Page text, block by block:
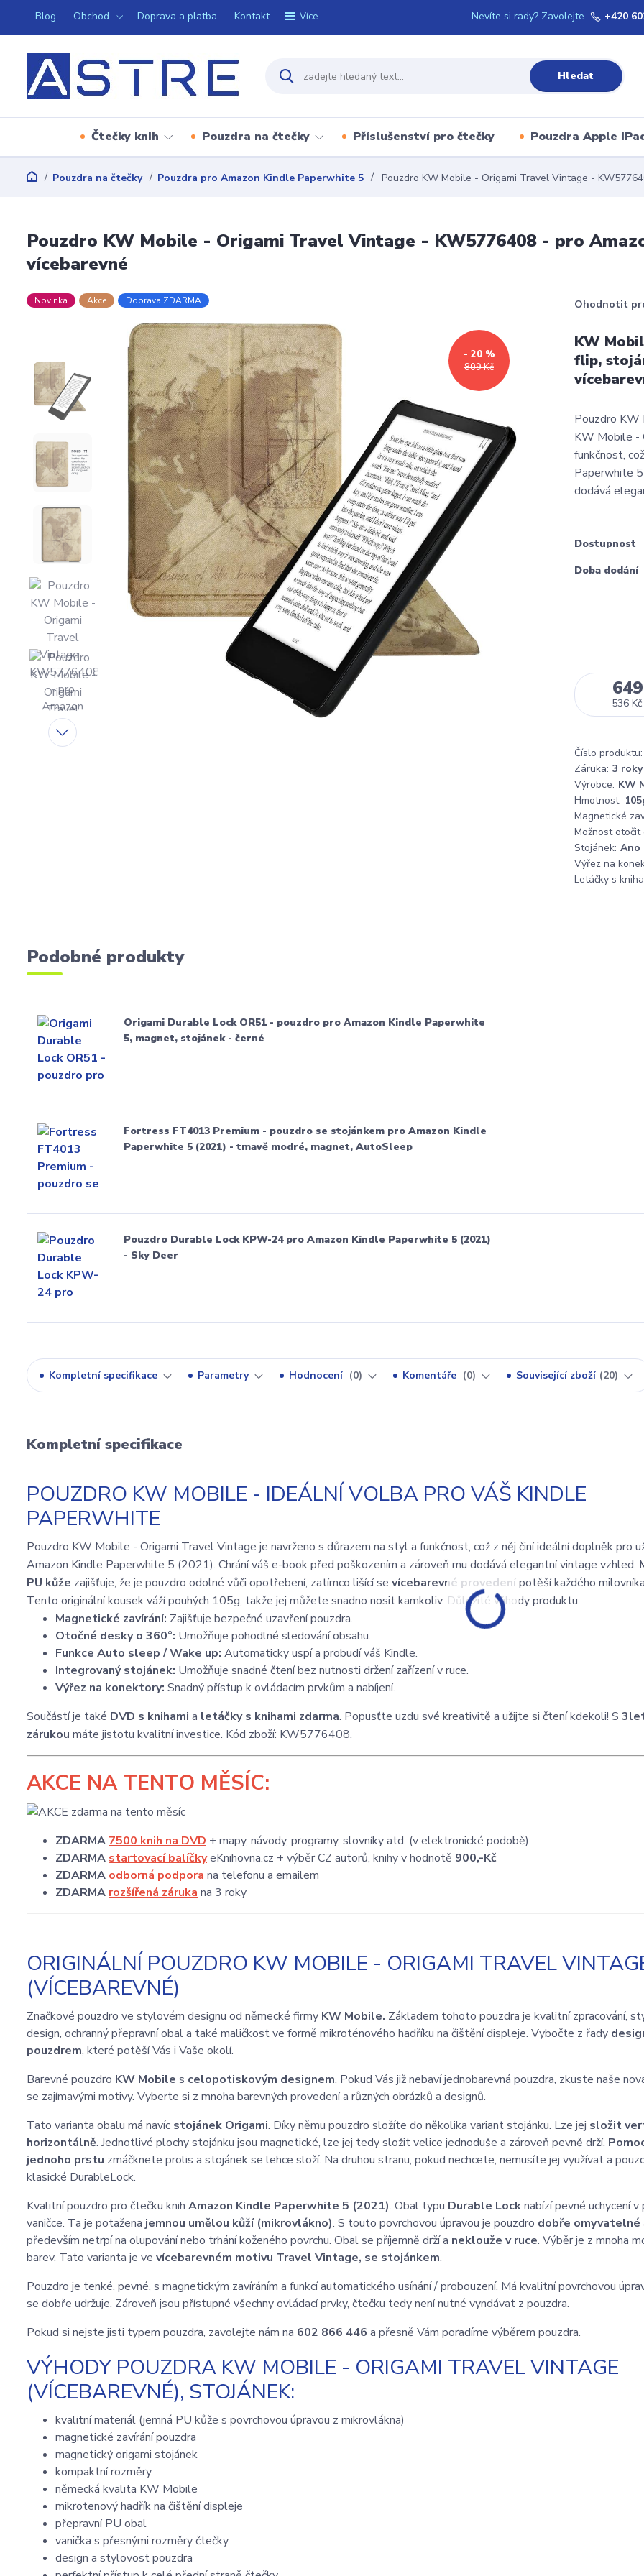
Blog Obchod Doprava a platba Kontakt Více
Hledat
Nevíte si rady? Zavolejte. +420
Čtečky knih Pouzdra na čtečky Příslušenství pro čtečky Pouzdra Apple
Pouzdra na čtečky Pouzdra pro Amazon Kindle Paperwhite 5 Pouzdro KW Mobile - Origami Travel Vintage -
Pouzdro KW Mobile - Origami Travel Vintage - KW5776408 - pro
vícebarevné
Novinka Akce Doprava ZDARMA
809 Kč
- 20 %
Ohodnotit
KW
flip,
Pouzdro KW
KW Mobile -
funkčnost,
Paperwhite
dodává
Dostupnost
Doba dodání
536 Kč
Číslo produktu:
Záruka: 3 roky
Výrobce: KW
Hmotnost:
Magnetické
Možnost otočit
Stojánek: Ano
Výřez na
Letáčky s
Podobné produkty
Origami Durable Lock OR51 - pouzdro pro Amazon Kindle Paperwhite
5, magnet, stojánek - černé
Fortress FT4013 Premium - pouzdro se stojánkem pro Amazon Kindle
Paperwhite 5 (2021) - tmavě modré, magnet, AutoSleep
Pouzdro Durable Lock KPW-24 pro Amazon Kindle Paperwhite 5 (2021)
- Sky Deer
Kompletní specifikace Parametry Hodnocení 0 Komentáře 0 Související zboží 20
Kompletní specifikace
POUZDRO KW MOBILE - IDEÁLNÍ VOLBA PRO VÁŠ KINDLE
PAPERWHITE
Pouzdro KW Mobile - Origami Travel Vintage je navrženo s důrazem na styl a funkčnost, což z něj činí ideální doplněk pro
Amazon Kindle Paperwhite 5 (2021). Chrání váš e-book před poškozením a zároveň mu dodává elegantní vintage vzhled.
PU kůže zajišťuje, že je pouzdro odolné vůči opotřebení, zatímco lišící se vícebarevné provedenípotěší každého
Tento originální kousek váží pouhých 105g, takže jej můžete snadno nosit kamkoliv. Důležité výhody produktu:
Magnetické zavírání: Zajišťuje bezpečné uzavření pouzdra.
Otočné desky o 360°: Umožňuje pohodlné sledování obsahu.
Funkce Auto sleep / Wake up: Automaticky uspí a probudí váš Kindle.
Integrovaný stojánek: Umožňuje snadné čtení bez nutnosti držení zařízení v ruce.
Výřez na konektory: Snadný přístup k ovládacím prvkům a nabíjení.
Součástí je také DVD s knihami a letáčky s knihami zdarma. Popusťte uzdu své kreativitě a užijte si čtení kdekoli! S
zárukou máte jistotu kvalitní investice. Kód zboží: KW5776408.
AKCE NA TENTO MĚSÍC:
ZDARMA 7500 knih na DVD + mapy, návody, programy, slovníky atd. (v elektronické podobě)
ZDARMA startovací balíčkyeKnihovna.cz + výběr CZ autorů, knihy v hodnotě 900,-Kč
ZDARMA odborná podpora na telefonu a emailem
ZDARMA rozšířená záruka na 3 roky
ORIGINÁLNÍ POUZDRO KW MOBILE - ORIGAMI TRAVEL
(VÍCEBAREVNÉ)
Značkové pouzdro ve stylovém designu od německé firmy KW Mobile. Základem tohoto pouzdra je kvalitní zpracování,
design, ochranný přepravní obal a také maličkost ve formě mikroténového hadříku na čištění displeje. Vybočte z řady
pouzdrem, které potěší Vás i Vaše okolí.
Barevné pouzdro KW Mobile s celopotiskovým designem. Pokud Vás již nebaví jednobarevná pouzdra, zkuste naše
se zajímavými motivy. Vyberte si z mnoha barevných provedení a různých obrázků a designů.
Tato varianta obalu má navíc stojánek Origami. Díky němu pouzdro složíte do několika variant stojánku. Lze jej složit
horizontálně. Jednotlivé plochy stojánku jsou magnetické, lze jej tedy složit velice jednoduše a zároveň pevně drží.
jednoho prstu zmáčknete prolis a stojánek se lehce složí. Na druhou stranu, pokud nechcete, nemusíte jej využívat a
klasické DurableLock.
Kvalitní pouzdro pro čtečku knih Amazon Kindle Paperwhite 5 (2021). Obal typu Durable Locknabízí pevné uchycení
vaničce. Ta je potažena jemnou umělou kůží (mikrovlákno). S touto povrchovou úpravou je pouzdro dobře omyvatelné
především netrpí na olupování nebo trhání koženého povrchu. Obal se příjemně drží a neklouže v ruce. Výběr je z mnoha
barev. Tato varianta je ve vícebarevném motivu Travel Vintage, se stojánkem.
Pouzdro je tenké, pevné, s magnetickým zavíráním a funkcí automatického usínání / probouzení. Má kvalitní povrchovou
se dobře udržuje. Zároveň jsou přístupné všechny ovládací prvky, čtečku tedy není nutné vyndávat z pouzdra.
Pokud si nejste jisti typem pouzdra, zavolejte nám na 602 866 446 a přesně Vám poradíme výběrem pouzdra.
VÝHODY POUZDRA KW MOBILE - ORIGAMI TRAVEL VINTAGE
(VÍCEBAREVNÉ), STOJÁNEK:
kvalitní materiál (jemná PU kůže s povrchovou úpravou z mikrovlákna)
magnetické zavírání pouzdra
magnetický origami stojánek
kompaktní rozměry
německá kvalita KW Mobile
mikrotenový hadřík na čištění displeje
přepravní PU obal
vanička s přesnými rozměry čtečky
design a stylovost pouzdra